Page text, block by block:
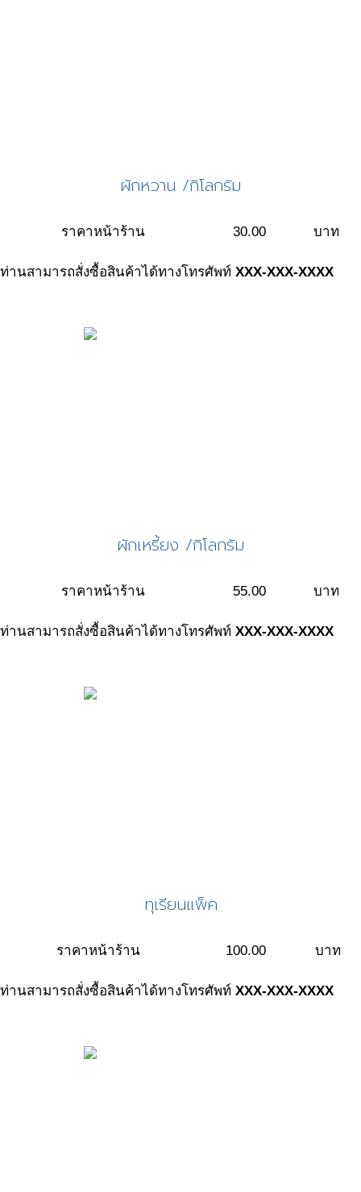
ผักหวาน /กิโลกรัม
ราคาหน้าร้าน 30.00 บาท
ท่านสามารถสั่งซื้อสินค้าได้ทางโทรศัพท์ XXX-XXX-XXXX
ผักเหรี้ยง /กิโลกรัม
ราคาหน้าร้าน 55.00 บาท
ท่านสามารถสั่งซื้อสินค้าได้ทางโทรศัพท์ XXX-XXX-XXXX
ทุเรียนแพ็ค
ราคาหน้าร้าน 100.00 บาท
ท่านสามารถสั่งซื้อสินค้าได้ทางโทรศัพท์ XXX-XXX-XXXX